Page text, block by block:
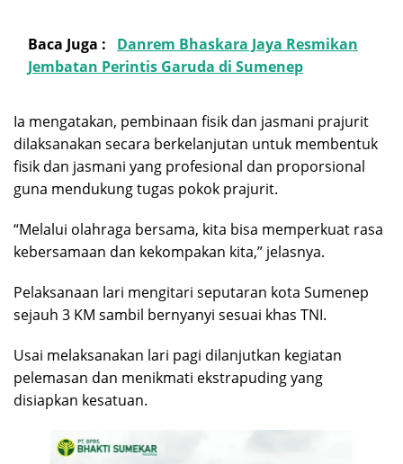
Baca Juga :
Danrem Bhaskara Jaya Resmikan
Jembatan Perintis Garuda di Sumenep
Ia mengatakan, pembinaan fisik dan jasmani prajurit
dilaksanakan secara berkelanjutan untuk membentuk
fisik dan jasmani yang profesional dan proporsional
guna mendukung tugas pokok prajurit.
“Melalui olahraga bersama, kita bisa memperkuat rasa
kebersamaan dan kekompakan kita,” jelasnya.
Pelaksanaan lari mengitari seputaran kota Sumenep
sejauh 3 KM sambil bernyanyi sesuai khas TNI.
Usai melaksanakan lari pagi dilanjutkan kegiatan
pelemasan dan menikmati ekstrapuding yang
disiapkan kesatuan.